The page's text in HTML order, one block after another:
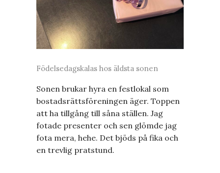
Födelsedagskalas hos äldsta sonen
Sonen brukar hyra en festlokal som
bostadsrättsföreningen äger. Toppen
att ha tillgång till såna ställen. Jag
fotade presenter och sen glömde jag
fota mera, hehe. Det bjöds på fika och
en trevlig pratstund.